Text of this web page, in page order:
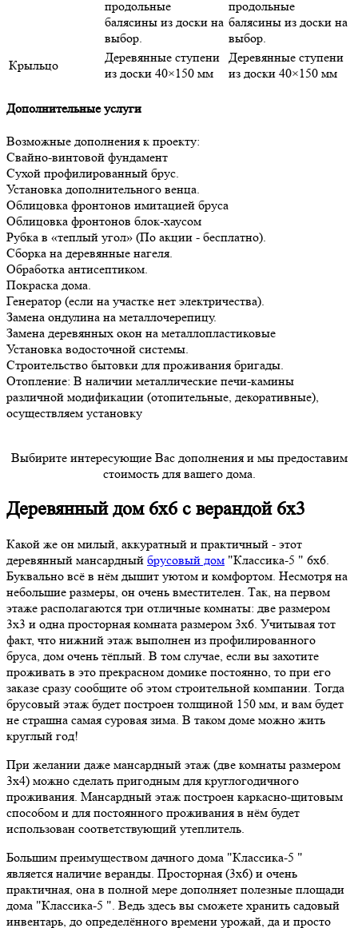
продольные
балясины из доски на
выбор.
продольные
балясины из доски на
выбор.
Крыльцо
Деревянные ступени
из доски 40×150 мм
Деревянные ступени
из доски 40×150 мм
Дополнительные услуги
Возможные дополнения к проекту:
Свайно-винтовой фундамент
Сухой профилированный брус.
Установка дополнительного венца.
Облицовка фронтонов имитацией бруса
Облицовка фронтонов блок-хаусом
Рубка в «теплый угол» (По акции - бесплатно).
Сборка на деревянные нагеля.
Обработка антисептиком.
Покраска дома.
Генератор (если на участке нет электричества).
Замена ондулина на металлочерепицу.
Замена деревянных окон на металлопластиковые
Установка водосточной системы.
Строительство бытовки для проживания бригады.
Отопление: В наличии металлические печи-камины
различной модификации (отопительные, декоративные),
осуществляем установку
Выбирите интересующие Вас дополнения и мы предоставим
стоимость для вашего дома.
Деревянный дом 6х6 с верандой 6х3
Какой же он милый, аккуратный и практичный - этот
деревянный мансардный брусовый дом "Классика-5 " 6х6.
Буквально всё в нём дышит уютом и комфортом. Несмотря на
небольшие размеры, он очень вместителен. Так, на первом
этаже располагаются три отличные комнаты: две размером
3х3 и одна просторная комната размером 3х6. Учитывая тот
факт, что нижний этаж выполнен из профилированного
бруса, дом очень тёплый. В том случае, если вы захотите
проживать в это прекрасном домике постоянно, то при его
заказе сразу сообщите об этом строительной компании. Тогда
брусовый этаж будет построен толщиной 150 мм, и вам будет
не страшна самая суровая зима. В таком доме можно жить
круглый год!
При желании даже мансардный этаж (две комнаты размером
3х4) можно сделать пригодным для круглогодичного
проживания. Мансардный этаж построен каркасно-щитовым
способом и для постоянного проживания в нём будет
использован соответствующий утеплитель.
Большим преимуществом дачного дома "Классика-5 "
является наличие веранды. Просторная (3х6) и очень
практичная, она в полной мере дополняет полезные площади
дома "Классика-5 ". Ведь здесь вы сможете хранить садовый
инвентарь, до определённого времени урожай, да и просто